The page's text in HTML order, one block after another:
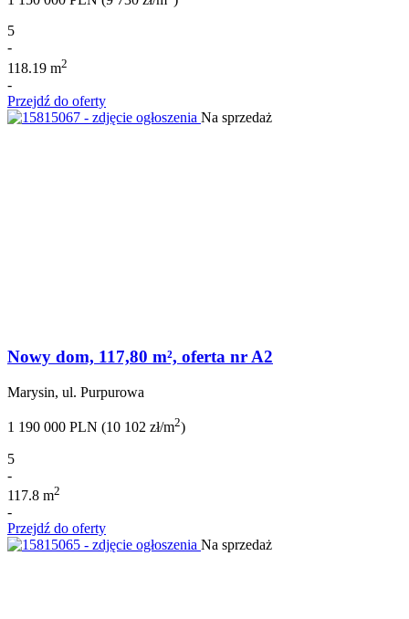
5
-
118.19 m2
-
Przejdź do oferty
Na sprzedaż
Nowy dom, 117,80 m², oferta nr A2
Marysin, ul. Purpurowa
1 190 000 PLN (10 102 zł/m2)
5
-
117.8 m2
-
Przejdź do oferty
Na sprzedaż